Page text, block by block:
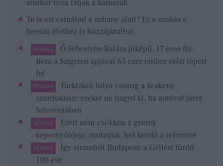
amikor nem látják a kamerák
Te is ezt csinálod a zuhany alatt? Ez a szokás a
hosszú élethez is hozzájárulhat
FEMINA
Ő Sebestyén Balázs jóképű, 17 éves fia:
Beni a Szigeten apjával 65 ezer ember előtt lépett
fel
FEMINA
Türkizkék folyó csorog a keskeny
szurdokban: ezeket ne hagyd ki, ha autóval jársz
Szlovéniában
DÍVÁNY
Ezért nem csökken a gyerek
képernyőideje: mutatjuk, hol kezdd a reformot
DÍVÁNY
Így strandolt Budapest: a Gellért fürdő
100 éve